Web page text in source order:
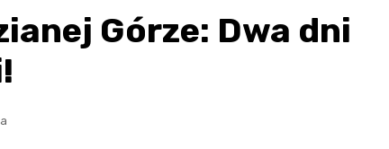
Górze: Dwa dni